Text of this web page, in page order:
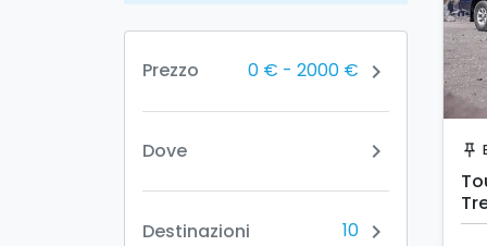
Prezzo 0 € - 2000 € chevron_right
Dove chevron_right
Destinazioni 10 chevron_right
push_pin